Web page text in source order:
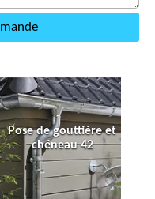
Pose de gouttière et
chéneau 42